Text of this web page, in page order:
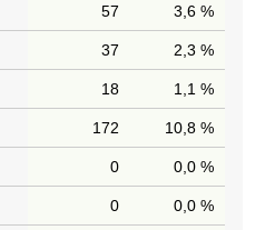
57 3,6 %
37 2,3 %
18 1,1 %
172 10,8 %
0 0,0 %
0 0,0 %